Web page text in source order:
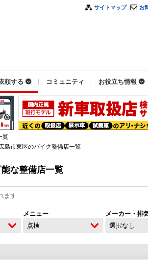
サイトマップ お
頼する コミュニティ お役立ち情報
覧
島市東区のバイク整備店一覧
な整備店一覧
ます
メニュー
点検
メーカー・排
選択なし